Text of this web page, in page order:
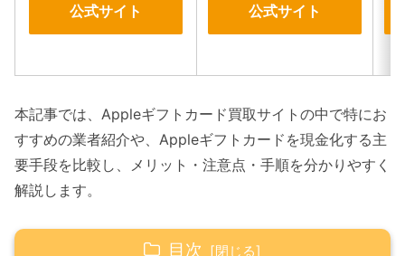
公式サイト 公式サイト
本記事では、Appleギフトカード買取サイトの中で特にお
すすめの業者紹介や、Appleギフトカードを現金化する主
要手段を比較し、メリット・注意点・手順を分かりやすく
解説します。
目次